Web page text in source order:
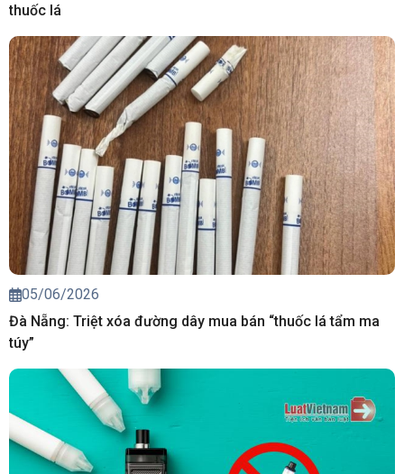
thuốc lá
05/06/2026
Đà Nẵng: Triệt xóa đường dây mua bán “thuốc lá tẩm ma
túy”